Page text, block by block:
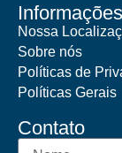
Informações
Nossa
Sobre nós
Políticas de
Políticas Gerais
Contato